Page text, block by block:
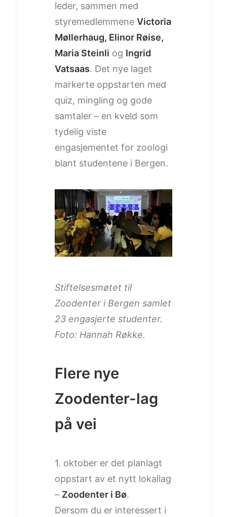
leder, sammen med
styremedlemmene Victoria
Møllerhaug, Elinor Røise,
Maria Steinli og Ingrid
Vatsaas. Det nye laget
markerte oppstarten med
quiz, mingling og gode
samtaler – en kveld som
tydelig viste
engasjementet for zoologi
blant studentene i Bergen.
Stiftelsesmøtet til
Zoodenter i Bergen samlet
23 engasjerte studenter.
Foto: Hannah Røkke.
Flere nye
Zoodenter-lag
på vei
1. oktober er det planlagt
oppstart av et nytt lokallag
– Zoodenter i Bø.
Dersom du er interessert i